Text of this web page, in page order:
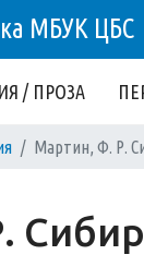
МБУК ЦБС
/ ПРОЗА
Мартин, Ф. Р.